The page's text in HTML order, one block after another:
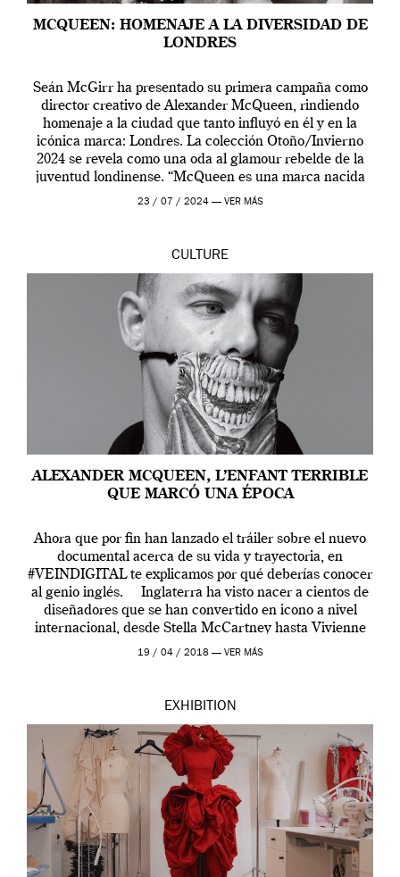
MCQUEEN: HOMENAJE A LA DIVERSIDAD DE
LONDRES
Seán McGirr ha presentado su primera campaña como
director creativo de Alexander McQueen, rindiendo
homenaje a la ciudad que tanto influyó en él y en la
icónica marca: Londres. La colección Otoño/Invierno
2024 se revela como una oda al glamour rebelde de la
juventud londinense. “McQueen es una marca nacida
en Londres y siempre ha […]
23 / 07 / 2024 — VER MÁS
CULTURE
ALEXANDER MCQUEEN, L’ENFANT TERRIBLE
QUE MARCÓ UNA ÉPOCA
Ahora que por fin han lanzado el tráiler sobre el nuevo
documental acerca de su vida y trayectoria, en
#VEINDIGITAL te explicamos por qué deberías conocer
al genio inglés. Inglaterra ha visto nacer a cientos de
diseñadores que se han convertido en icono a nivel
internacional, desde Stella McCartney hasta Vivienne
Westwood pasando […]
19 / 04 / 2018 — VER MÁS
EXHIBITION